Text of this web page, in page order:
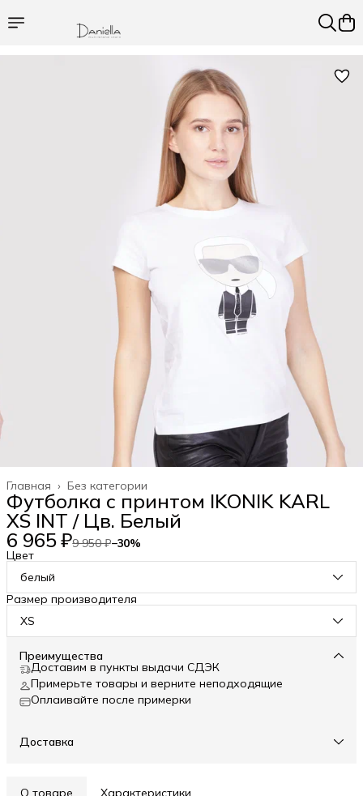
Без категории
Главная ›
Футболка с принтом IKONIK KARL
XS INT / Цв. Белый
6 965 ₽9 950 ₽−30%
Цвет
белый
Размер производителя
XS
Преимущества
Доставим в пункты выдачи СДЭК
Примерьте товары и верните неподходящие
Оплаивайте после примерки
Доставка
О товаре Характеристики